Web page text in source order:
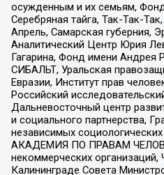
осужденным и их семьям,
Серебряная тайга, Так-Так-
Апрель, Самарская губерния,
Аналитический Центр Юрия
Гагарина, Фонд имени Андрея
СИБАЛЬТ, Уральская
Евразии, Институт прав
Российский
Дальневосточный центр
и социального партнерства,
независимых
АКАДЕМИЯ ПО ПРАВАМ
некоммерческих организаций,
Калининграде Совета